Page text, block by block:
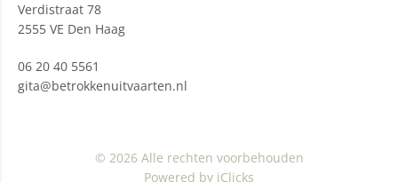
Verdistraat 78
2555 VE Den Haag
06 20 40 5561
gita@betrokkenuitvaarten.nl
© 2026 Alle rechten voorbehouden
Powered by iClicks